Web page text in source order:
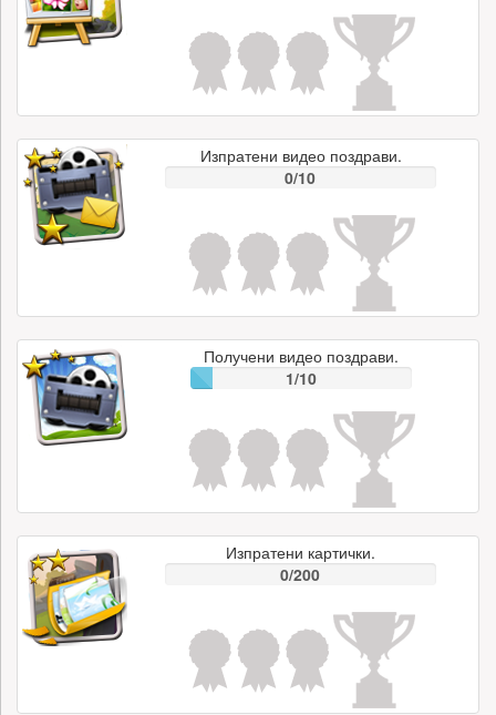
Изпратени видео поздрави.
0/10
Получени видео поздрави.
1/10
Изпратени картички.
0/200